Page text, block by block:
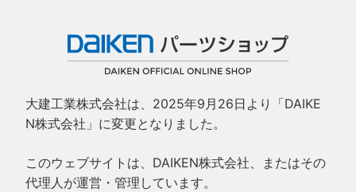
大建工業株式会社は、2025年9月26日より「DAIKE
N株式会社」に変更となりました。
このウェブサイトは、DAIKEN株式会社、またはその
代理人が運営・管理しています。